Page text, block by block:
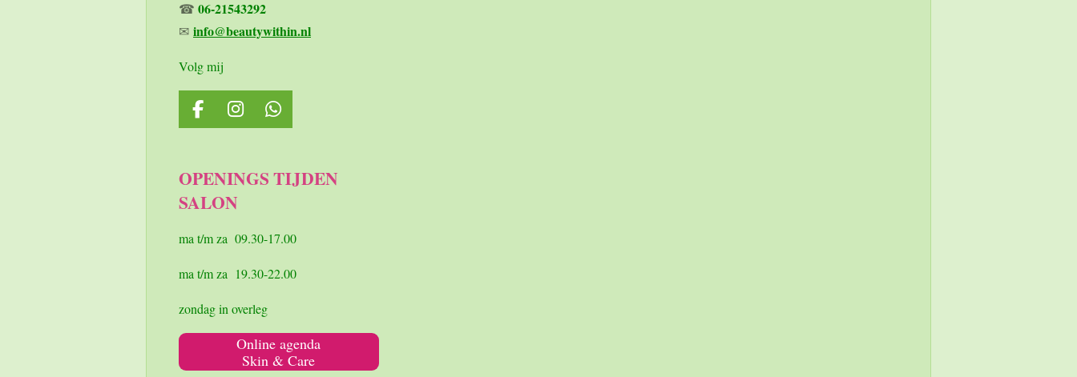
☎ 06-21543292
✉ info@beautywithin.nl
Volg mij
F
a
b
o
k
I
n
a
g
a
W
h
s
p
OPENINGS TIJDEN
SALON
ma t/m za 09.30-17.00
ma t/m za 19.30-22.00
zondag in overleg
Online agenda
Skin & Care